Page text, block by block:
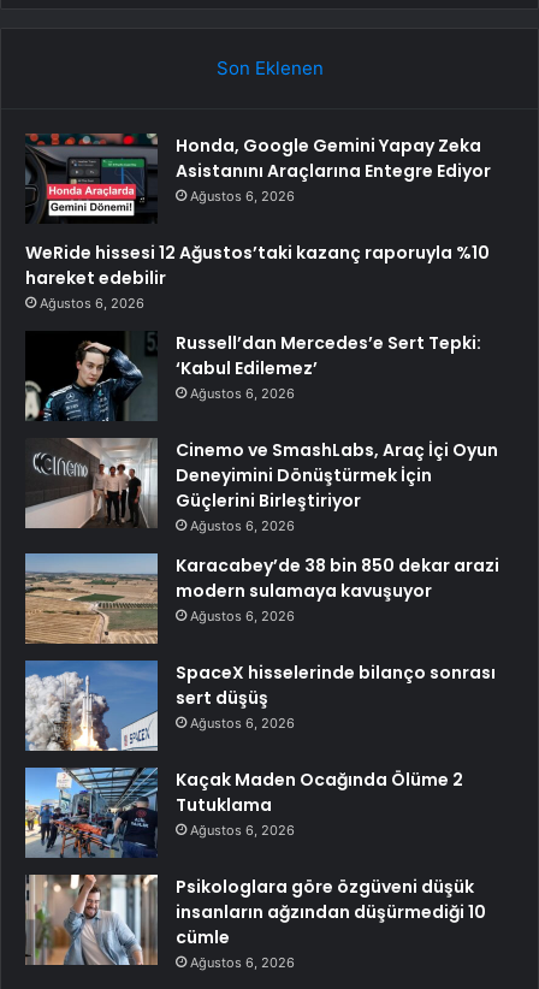
Son Eklenen
Honda, Google Gemini Yapay Zeka
Asistanını Araçlarına Entegre Ediyor
Ağustos 6, 2026
WeRide hissesi 12 Ağustos’taki kazanç raporuyla %10
hareket edebilir
Ağustos 6, 2026
Russell’dan Mercedes’e Sert Tepki:
‘Kabul Edilemez’
Ağustos 6, 2026
Cinemo ve SmashLabs, Araç İçi Oyun
Deneyimini Dönüştürmek İçin
Güçlerini Birleştiriyor
Ağustos 6, 2026
Karacabey’de 38 bin 850 dekar arazi
modern sulamaya kavuşuyor
Ağustos 6, 2026
SpaceX hisselerinde bilanço sonrası
sert düşüş
Ağustos 6, 2026
Kaçak Maden Ocağında Ölüme 2
Tutuklama
Ağustos 6, 2026
Psikologlara göre özgüveni düşük
insanların ağzından düşürmediği 10
cümle
Ağustos 6, 2026